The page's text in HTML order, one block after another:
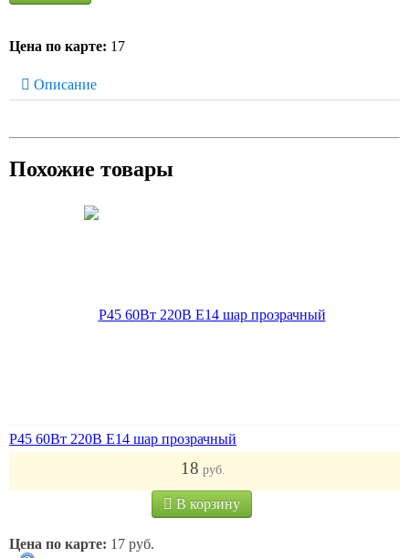
Цена по карте: 17
Описание
Похожие товары
Р45 60Вт 220В Е14 шар прозрачный
18 руб.
В корзину
Цена по карте: 17 руб.